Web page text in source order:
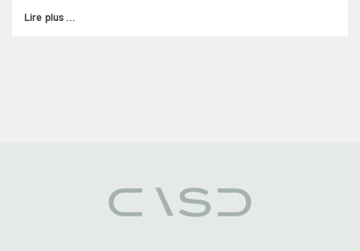
Lire plus ...